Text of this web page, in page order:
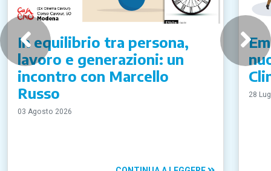
In equilibrio tra persona,
lavoro e generazioni: un
incontro con Marcello
Russo
03 Agosto 2026
28